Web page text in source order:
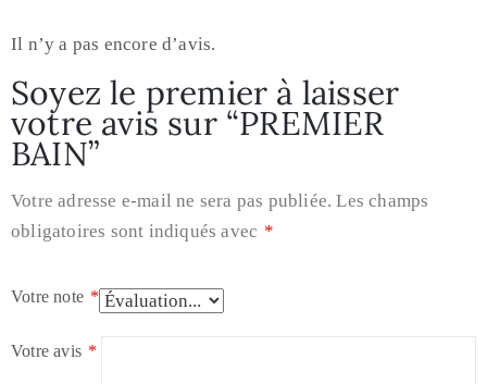
Il n’y a pas encore d’avis.
Soyez le premier à laisser
votre avis sur “PREMIER
BAIN”
Votre adresse e-mail ne sera pas publiée. Les champs
obligatoires sont indiqués avec *
Votre note *
Votre avis *